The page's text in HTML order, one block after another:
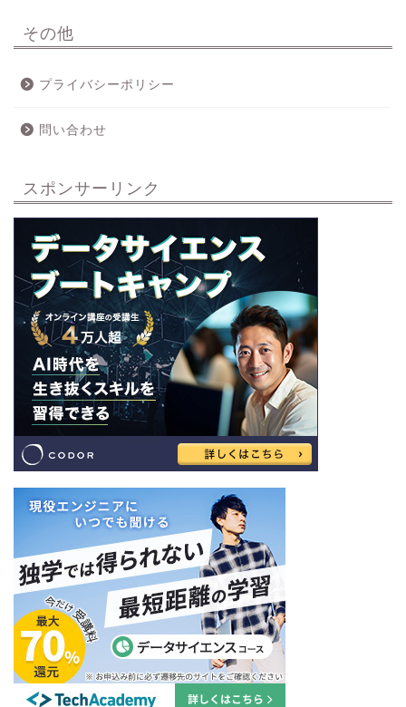
その他
プライバシーポリシー
問い合わせ
スポンサーリンク